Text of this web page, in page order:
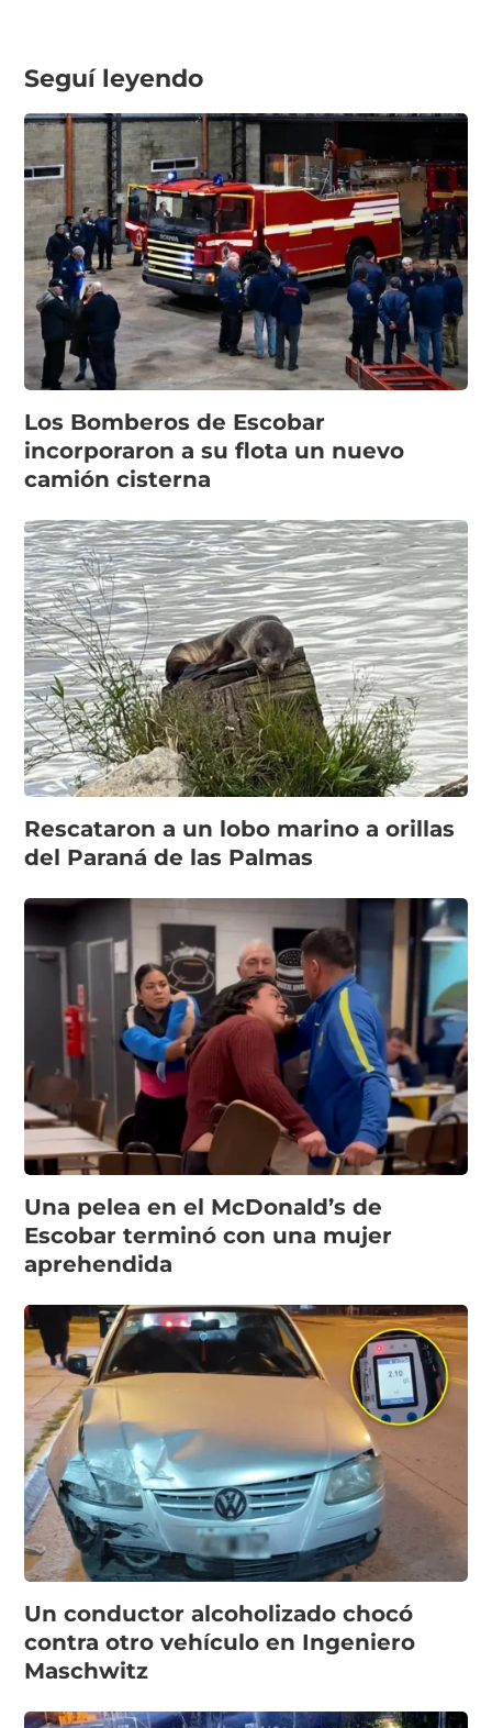
Seguí leyendo
Los Bomberos de Escobar
incorporaron a su flota un nuevo
camión cisterna
Rescataron a un lobo marino a orillas
del Paraná de las Palmas
Una pelea en el McDonald’s de
Escobar terminó con una mujer
aprehendida
Un conductor alcoholizado chocó
contra otro vehículo en Ingeniero
Maschwitz